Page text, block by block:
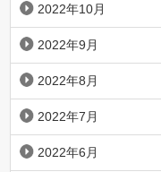
2022年10月
2022年9月
2022年8月
2022年7月
2022年6月